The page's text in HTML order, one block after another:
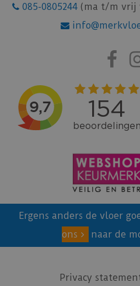
085-0805244 (ma t/m vrij
Ergens anders de vloer
ons
naar de
Privacy